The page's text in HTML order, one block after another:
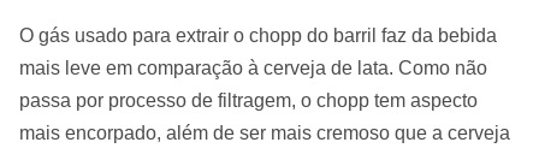
O gás usado para extrair o chopp do barril faz da bebida
mais leve em comparação à cerveja de lata. Como não
passa por processo de filtragem, o chopp tem aspecto
mais encorpado, além de ser mais cremoso que a cerveja